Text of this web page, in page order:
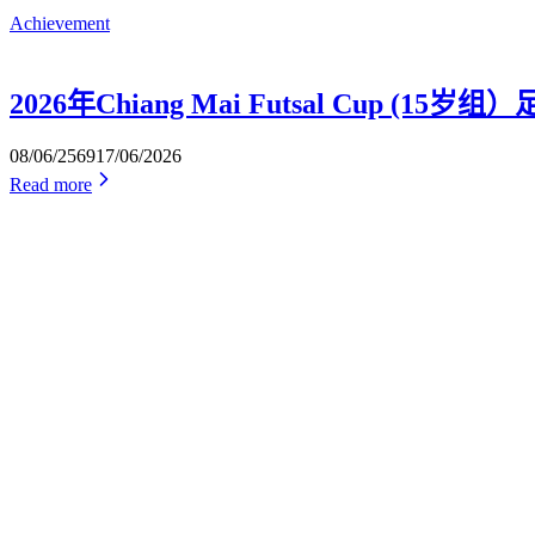
Achievement
2026年Chiang Mai Futsal Cup (15岁组）
08/06/256917/06/2026
Read more